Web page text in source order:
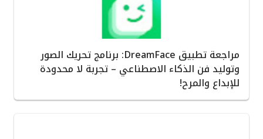
مراجعة تطبيق DreamFace: برنامج تحريك الصور
وتوليد فن الذكاء الاصطناعي – تجربة لا محدودة
للإبداع والمرح!